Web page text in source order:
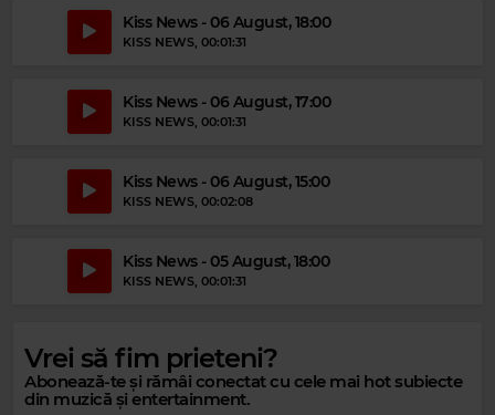
Magic 80s Hits
MICHAEL JACKSON–MAN IN THE MIRROR
Kiss News - 06 August, 18:00
KISS NEWS, 00:01:31
Kiss News - 06 August, 17:00
KISS NEWS, 00:01:31
Kiss News - 06 August, 15:00
KISS NEWS, 00:02:08
Kiss News - 05 August, 18:00
KISS NEWS, 00:01:31
Vrei să fim prieteni?
Abonează-te și rămâi conectat cu cele mai hot subiecte
din muzică și entertainment.